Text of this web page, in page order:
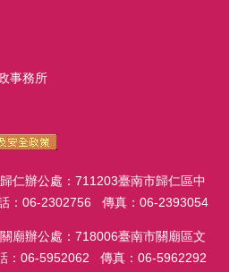
事務所
仁辦公處：711203臺南市歸仁區中
06-2302756 傳真：06-2393054
廟辦公處：718006臺南市關廟區文
傳真：06-5962292